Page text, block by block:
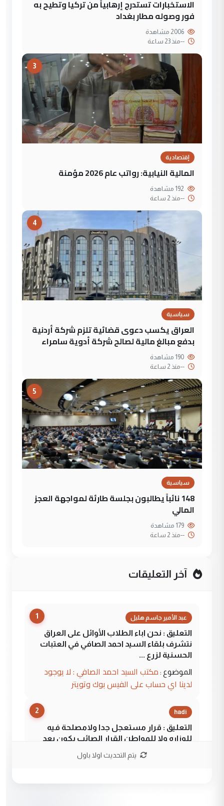
الاستخبارات تستدرج إرهابياً من تركيا وتطيح به
فور وصوله مطار بغداد
--منذ 23 ساعة
3
إقتصادية
المالية النيابية: رواتب عام 2026 مؤمنة
--منذ 2 ساعة
4
سياسية
العراق يكسب دعوى قضائية تلزم شركة أردنية
بدفع مبالغ مالية لصالح شركة أدوية سامراء
--منذ 2 ساعة
5
سياسية
148 نائباً يطالبون بجلسة طارئة لمواجهة العجز
المالي
--منذ 2 ساعة
آخر التعليقات
1 عبد الأمير جاسم هليل
التعليق : نحن اباء الطلاب الأوائل على العراق
نتشرف بلقاء السيد احمد الصافي في العتبات
الحسنية لزرع ...
الموضوع : مكتب السيد احمد الصافي : لا يوجود
لدينا اي حساب على الفيس بوك وتويتر
2 hadi
التعليق : قرار مستعجل جدا ولامصلحة فيه
للوزاره ولا للمواطن القرار الصائب يكون بعد
يتم التحديث اولا باول